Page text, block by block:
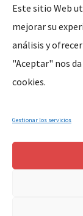
Este sitio Web
mejorar su
análisis y
"Aceptar" nos
cookies.
Gestionar los servicios
Legal
Aviso Legal